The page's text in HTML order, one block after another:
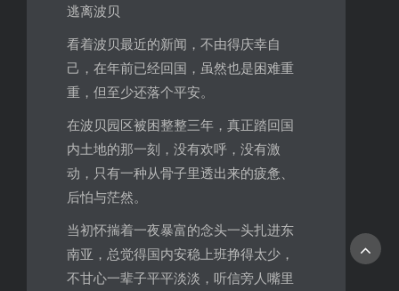
逃离波贝
看着波贝最近的新闻，不由得庆幸自
己，在年前已经回国，虽然也是困难重
重，但至少还落个平安。
在波贝园区被困整整三年，真正踏回国
内土地的那一刻，没有欢呼，没有激
动，只有一种从骨子里透出来的疲惫、
后怕与茫然。
当初怀揣着一夜暴富的念头一头扎进东
南亚，总觉得国内安稳上班挣得太少，
不甘心一辈子平平淡淡，听信旁人嘴里